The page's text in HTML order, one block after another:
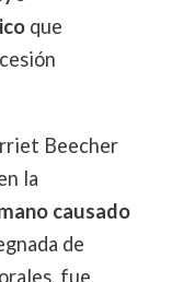
que
Beecher
la
causado
de
fue